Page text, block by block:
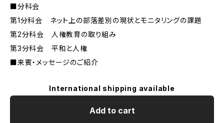
■分科会
第1分科会 ネット上の部落差別の現状とモニタリングの課題
第2分科会 人権教育の取り組み
第3分科会 平和と人権
■来賓・メッセージのご紹介
International shipping available
Add to cart